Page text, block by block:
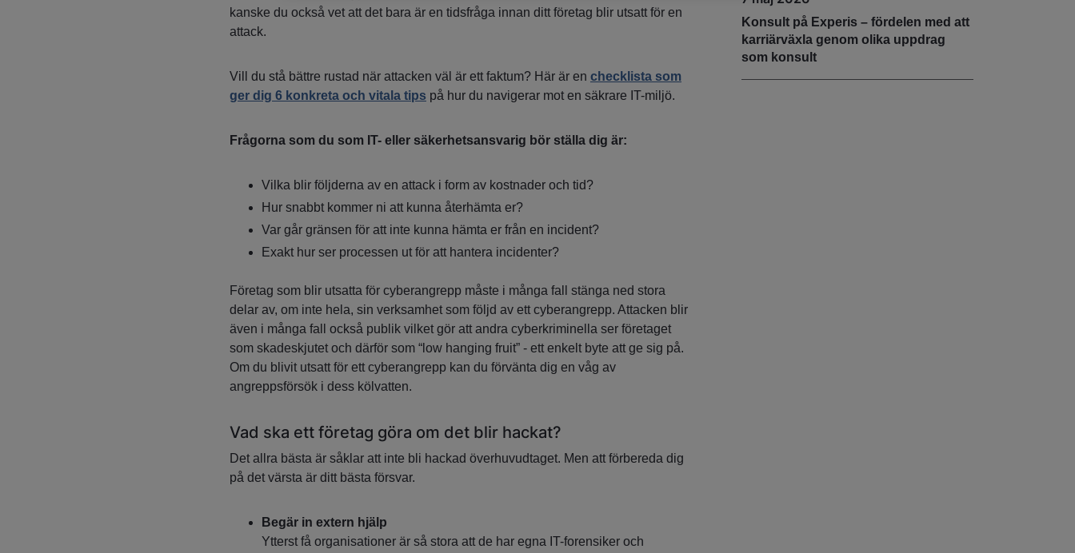
kanske du också vet att det bara är en tidsfråga innan ditt företag blir utsatt för en
attack.
Vill du stå bättre rustad när attacken väl är ett faktum? Här är en checklista som
ger dig 6 konkreta och vitala tips på hur du navigerar mot en säkrare IT-miljö.
Frågorna som du som IT- eller säkerhetsansvarig bör ställa dig är:
Vilka blir följderna av en attack i form av kostnader och tid?
Hur snabbt kommer ni att kunna återhämta er?
Var går gränsen för att inte kunna hämta er från en incident?
Exakt hur ser processen ut för att hantera incidenter?
Företag som blir utsatta för cyberangrepp måste i många fall stänga ned stora
delar av, om inte hela, sin verksamhet som följd av ett cyberangrepp. Attacken blir
även i många fall också publik vilket gör att andra cyberkriminella ser företaget
som skadeskjutet och därför som “low hanging fruit” - ett enkelt byte att ge sig på.
Om du blivit utsatt för ett cyberangrepp kan du förvänta dig en våg av
angreppsförsök i dess kölvatten.
Vad ska ett företag göra om det blir hackat?
Det allra bästa är såklar att inte bli hackad överhuvudtaget. Men att förbereda dig
på det värsta är ditt bästa försvar.
Begär in extern hjälp
Ytterst få organisationer är så stora att de har egna IT-forensiker och
Konsult på Experis – fördelen med att
karriärväxla genom olika uppdrag
som konsult